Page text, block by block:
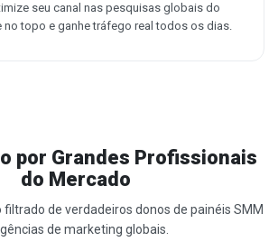
seu canal nas pesquisas globais do
no topo e ganhe tráfego real todos os dias.
por Grandes Profissionais
do Mercado
filtrado de verdadeiros donos de painéis SMM
de marketing globais.